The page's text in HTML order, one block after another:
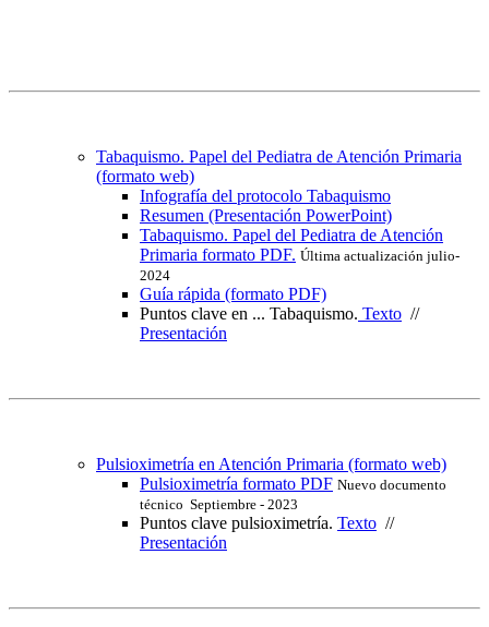
Tabaquismo. Papel del Pediatra de Atención Primaria
(formato web)
Infografía del protocolo Tabaquismo
Resumen (Presentación PowerPoint)
Tabaquismo. Papel del Pediatra de Atención
Primaria formato PDF. Última actualización julio-
2024
Guía rápida (formato PDF)
Puntos clave en ... Tabaquismo. Texto //
Presentación
Pulsioximetría en Atención Primaria (formato web)
Pulsioximetría formato PDF Nuevo documento
técnico Septiembre - 2023
Puntos clave pulsioximetría. Texto //
Presentación